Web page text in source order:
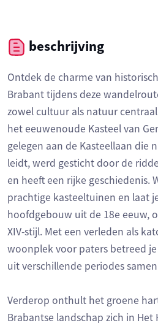
beschrijving
Ontdek de charme van
Brabant tijdens deze
zowel cultuur als natuur
het eeuwenoude Kasteel van
gelegen aan de Kasteellaan die
leidt, werd gesticht door de
en heeft een rijke geschiedenis.
prachtige kasteeltuinen en laat
hoofdgebouw uit de 18e eeuw,
XIV-stijl. Met een verleden als
woonplek voor paters betreed
uit verschillende periodes
Verderop onthult het groene
Brabantse landschap zich in Het